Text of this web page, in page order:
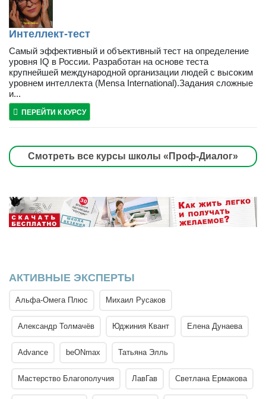
Интеллект-тест
Самый эффективный и объективный тест на определение
уровня IQ в России. Разработан на основе теста
крупнейшей международной организации людей с высоким
уровнем интеллекта (Mensa International).Задания сложные
и...
ПЕРЕЙТИ К КУРСУ
Смотреть все курсы школы «Проф-Диалог»
АКТИВНЫЕ ЭКСПЕРТЫ
Альфа-Омега Плюс Михаил Русаков
Александр Толмачёв Юджиния Квант Елена Дунаева
Advance beONmax Татьяна Элль
Мастерство Благополучия ЛавГав Светлана Ермакова